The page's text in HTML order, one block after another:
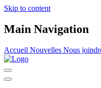
Skip to content
Main Navigation
Accueil Nouvelles Nous